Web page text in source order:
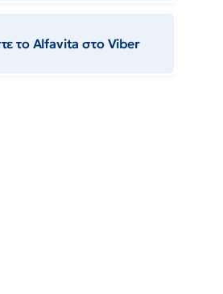
το Αlfavita στο Viber